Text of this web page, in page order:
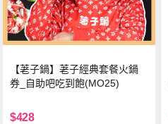
【荖子鍋】荖子經典套餐火鍋
券_自助吧吃到飽(MO25)
$428